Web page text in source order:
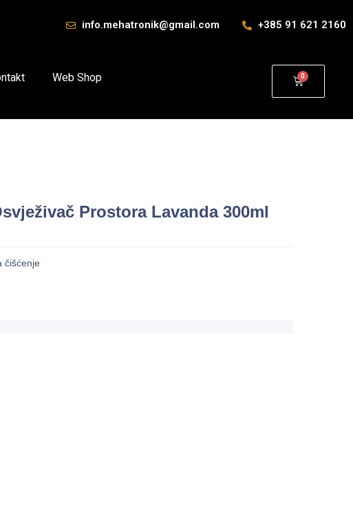
info.mehatronik@gmail.com +385 91 621 2160
Web Shop
Prostora Lavanda 300ml
čišćenje